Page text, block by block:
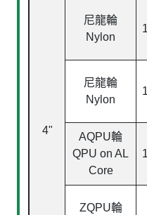
4"
尼龍輪
Nylon
尼龍輪
Nylon
AQPU輪
QPU on AL
Core
ZQPU輪